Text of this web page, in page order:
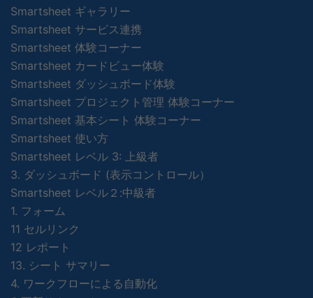
Smartsheet ギャラリー
Smartsheet サービス連携
Smartsheet 体験コーナー
Smartsheet カードビュー体験
Smartsheet ダッシュボード体験
Smartsheet プロジェクト管理 体験コーナー
Smartsheet 基本シート 体験コーナー
Smartsheet 使い方
Smartsheet レベル 3: 上級者
3. ダッシュボード (表示コントロール）
Smartsheet レベル２:中級者
1. フォーム
11 セルリンク
12 レポート
13. シート サマリー
4. ワークフローによる自動化